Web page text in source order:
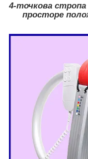
4-точкова стропа
просторе